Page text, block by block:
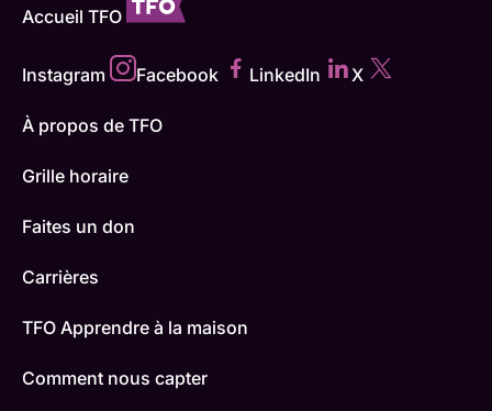
Accueil TFO
Instagram Facebook LinkedIn X
À propos de TFO
Grille horaire
Faites un don
Carrières
TFO Apprendre à la maison
Comment nous capter